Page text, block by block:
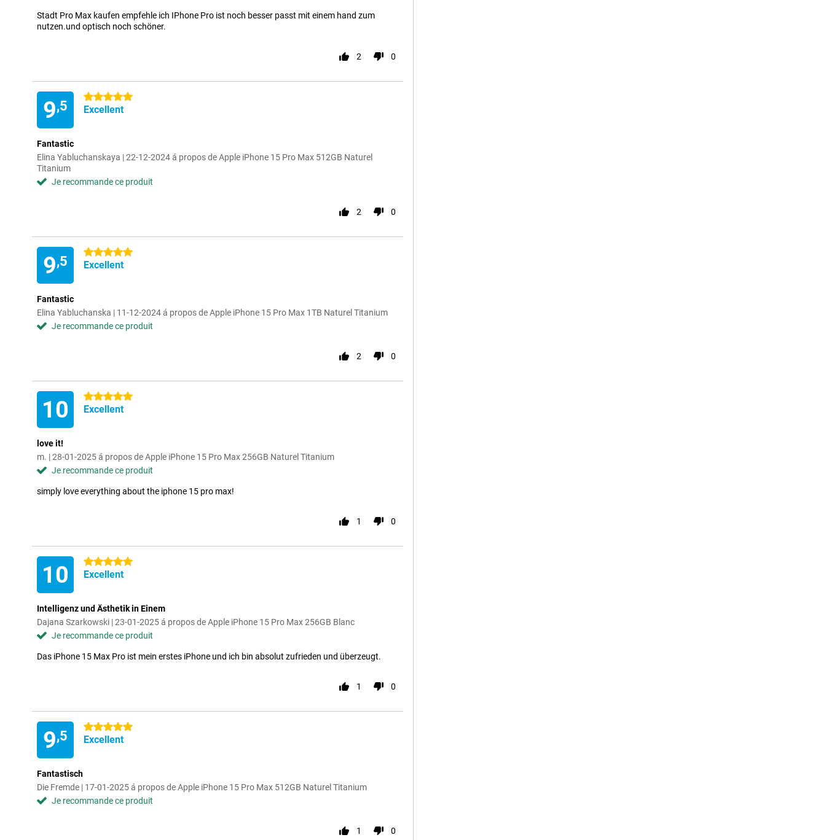
Stadt Pro Max kaufen empfehle ich IPhone Pro ist noch besser passt mit einem hand zum
nutzen.und optisch noch schöner.
2 0
9,5
5 étoiles
Excellent
Fantastic
Elina Yabluchanskaya | 22-12-2024 á propos de Apple iPhone 15 Pro Max 512GB Naturel
Titanium
Je recommande ce produit
2 0
9,5
5 étoiles
Excellent
Fantastic
Elina Yabluchanska | 11-12-2024 á propos de Apple iPhone 15 Pro Max 1TB Naturel Titanium
Je recommande ce produit
2 0
10 5 étoiles
Excellent
love it!
m. | 28-01-2025 á propos de Apple iPhone 15 Pro Max 256GB Naturel Titanium
Je recommande ce produit
simply love everything about the iphone 15 pro max!
1 0
10 5 étoiles
Excellent
Intelligenz und Ästhetik in Einem
Dajana Szarkowski | 23-01-2025 á propos de Apple iPhone 15 Pro Max 256GB Blanc
Je recommande ce produit
Das iPhone 15 Max Pro ist mein erstes iPhone und ich bin absolut zufrieden und überzeugt.
1 0
9,5
5 étoiles
Excellent
Fantastisch
Die Fremde | 17-01-2025 á propos de Apple iPhone 15 Pro Max 512GB Naturel Titanium
Je recommande ce produit
1 0